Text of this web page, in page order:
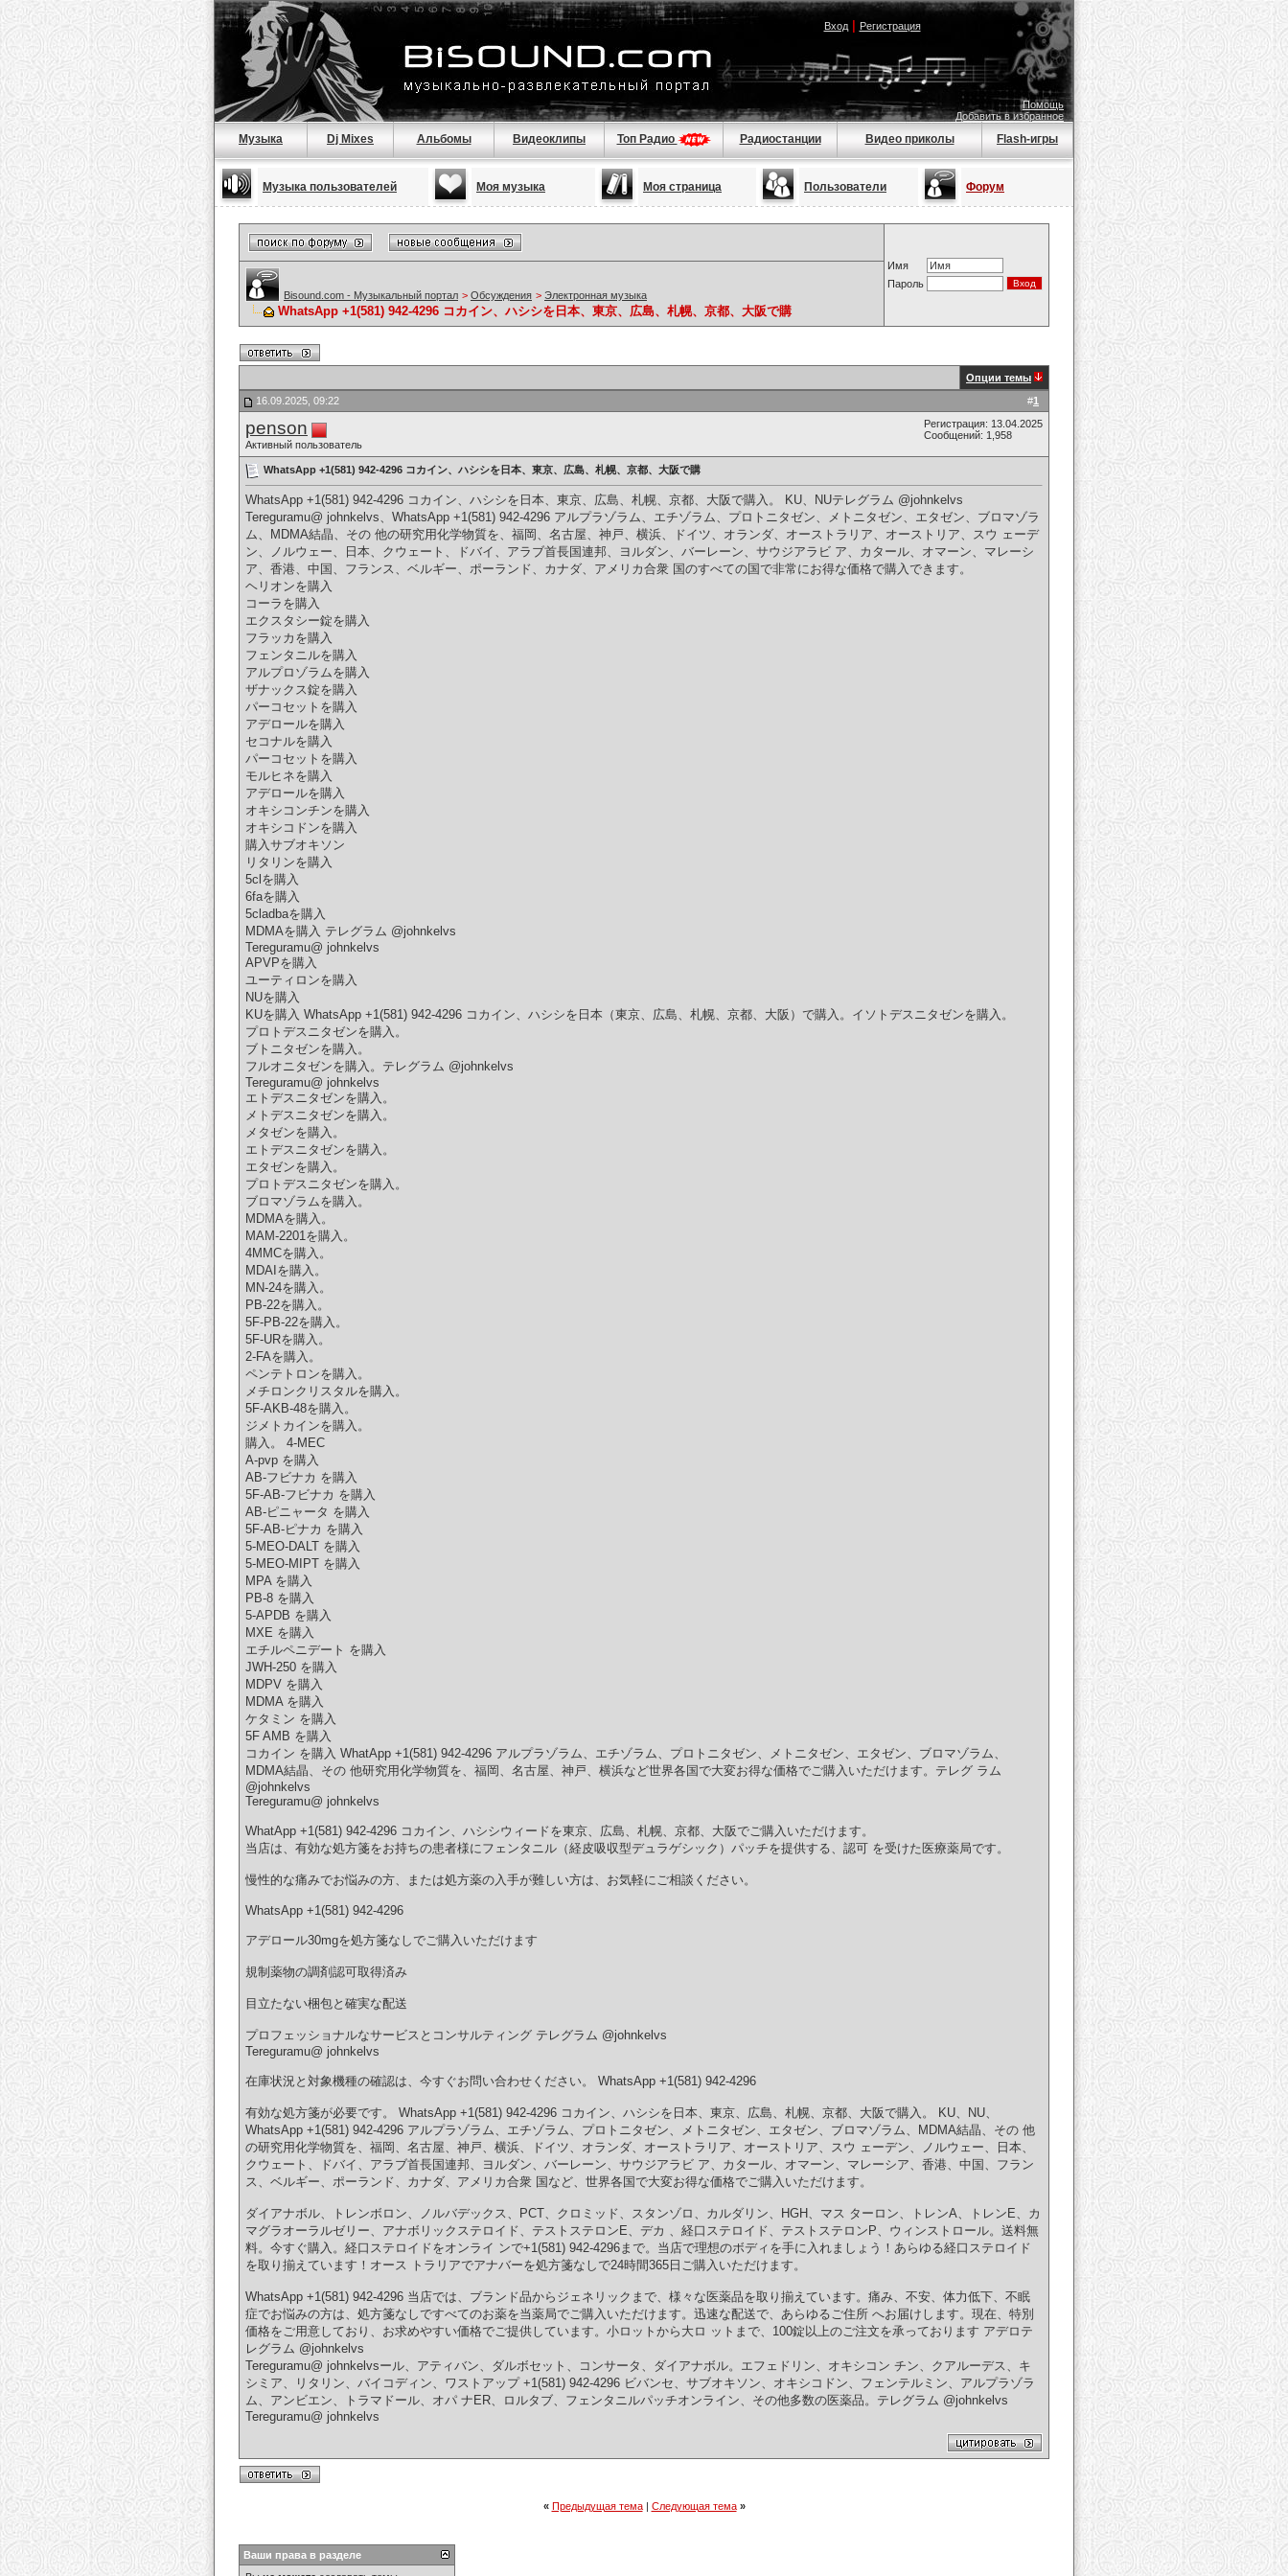
Вход| Регистрация
Помощь
Добавить в избранное
Музыка Dj Mixes Альбомы Видеоклипы Топ Радио Радиостанции Видео приколы Flash-игры
Музыка пользователей Моя музыка Моя страница Пользователи Форум
Имя
Пароль
Bisound.com - Музыкальный портал > Обсуждения > Электронная музыка
WhatsApp +1(581) 942-4296 コカイン、ハシシを日本、東京、広島、札幌、京都、大阪で購
Опции темы
#1
16.09.2025, 09:22
penson
Активный пользователь
Регистрация: 13.04.2025
Сообщений: 1,958
WhatsApp +1(581) 942-4296 コカイン、ハシシを日本、東京、広島、札幌、京都、大阪で購
WhatsApp +1(581) 942-4296 コカイン、ハシシを日本、東京、広島、札幌、京都、大阪で購入。 KU、NUテレグラム @johnkelvs
Tereguramu@ johnkelvs、WhatsApp +1(581) 942-4296 アルプラゾラム、エチゾラム、プロトニタゼン、メトニタゼン、エタゼン、ブロマゾラ
ム、MDMA結晶、その 他の研究用化学物質を、福岡、名古屋、神戸、横浜、ドイツ、オランダ、オーストラリア、オーストリア、スウ ェーデ
ン、ノルウェー、日本、クウェート、ドバイ、アラブ首長国連邦、ヨルダン、バーレーン、サウジアラビ ア、カタール、オマーン、マレーシ
ア、香港、中国、フランス、ベルギー、ポーランド、カナダ、アメリカ合衆 国のすべての国で非常にお得な価格で購入できます。
ヘリオンを購入
コーラを購入
エクスタシー錠を購入
フラッカを購入
フェンタニルを購入
アルプロゾラムを購入
ザナックス錠を購入
パーコセットを購入
アデロールを購入
セコナルを購入
パーコセットを購入
モルヒネを購入
アデロールを購入
オキシコンチンを購入
オキシコドンを購入
購入サブオキソン
リタリンを購入
5clを購入
6faを購入
5cladbaを購入
MDMAを購入 テレグラム @johnkelvs
Tereguramu@ johnkelvs
APVPを購入
ユーティロンを購入
NUを購入
KUを購入 WhatsApp +1(581) 942-4296 コカイン、ハシシを日本（東京、広島、札幌、京都、大阪）で購入。イソトデスニタゼンを購入。
プロトデスニタゼンを購入。
ブトニタゼンを購入。
フルオニタゼンを購入。テレグラム @johnkelvs
Tereguramu@ johnkelvs
エトデスニタゼンを購入。
メトデスニタゼンを購入。
メタゼンを購入。
エトデスニタゼンを購入。
エタゼンを購入。
プロトデスニタゼンを購入。
ブロマゾラムを購入。
MDMAを購入。
MAM-2201を購入。
4MMCを購入。
MDAIを購入。
MN-24を購入。
PB-22を購入。
5F-PB-22を購入。
5F-URを購入。
2-FAを購入。
ペンテトロンを購入。
メチロンクリスタルを購入。
5F-AKB-48を購入。
ジメトカインを購入。
購入。 4-MEC
A-pvp を購入
AB-フビナカ を購入
5F-AB-フビナカ を購入
AB-ピニャータ を購入
5F-AB-ピナカ を購入
5-MEO-DALT を購入
5-MEO-MIPT を購入
MPA を購入
PB-8 を購入
5-APDB を購入
MXE を購入
エチルペニデート を購入
JWH-250 を購入
MDPV を購入
MDMA を購入
ケタミン を購入
5F AMB を購入
コカイン を購入 WhatApp +1(581) 942-4296 アルプラゾラム、エチゾラム、プロトニタゼン、メトニタゼン、エタゼン、ブロマゾラム、
MDMA結晶、その 他研究用化学物質を、福岡、名古屋、神戸、横浜など世界各国で大変お得な価格でご購入いただけます。テレグ ラム
@johnkelvs
Tereguramu@ johnkelvs
WhatApp +1(581) 942-4296 コカイン、ハシシウィードを東京、広島、札幌、京都、大阪でご購入いただけます。
当店は、有効な処方箋をお持ちの患者様にフェンタニル（経皮吸収型デュラゲシック）パッチを提供する、認可 を受けた医療薬局です。
慢性的な痛みでお悩みの方、または処方薬の入手が難しい方は、お気軽にご相談ください。
WhatsApp +1(581) 942-4296
アデロール30mgを処方箋なしでご購入いただけます
規制薬物の調剤認可取得済み
目立たない梱包と確実な配送
プロフェッショナルなサービスとコンサルティング テレグラム @johnkelvs
Tereguramu@ johnkelvs
在庫状況と対象機種の確認は、今すぐお問い合わせください。 WhatsApp +1(581) 942-4296
有効な処方箋が必要です。 WhatsApp +1(581) 942-4296 コカイン、ハシシを日本、東京、広島、札幌、京都、大阪で購入。 KU、NU、
WhatsApp +1(581) 942-4296 アルプラゾラム、エチゾラム、プロトニタゼン、メトニタゼン、エタゼン、ブロマゾラム、MDMA結晶、その 他
の研究用化学物質を、福岡、名古屋、神戸、横浜、ドイツ、オランダ、オーストラリア、オーストリア、スウ ェーデン、ノルウェー、日本、
クウェート、ドバイ、アラブ首長国連邦、ヨルダン、バーレーン、サウジアラビ ア、カタール、オマーン、マレーシア、香港、中国、フラン
ス、ベルギー、ポーランド、カナダ、アメリカ合衆 国など、世界各国で大変お得な価格でご購入いただけます。
ダイアナボル、トレンボロン、ノルバデックス、PCT、クロミッド、スタンゾロ、カルダリン、HGH、マス ターロン、トレンA、トレンE、カ
マグラオーラルゼリー、アナボリックステロイド、テストステロンE、デカ 、経口ステロイド、テストステロンP、ウィンストロール。送料無
料。今すぐ購入。経口ステロイドをオンライ ンで+1(581) 942-4296まで。当店で理想のボディを手に入れましょう！あらゆる経口ステロイド
を取り揃えています！オース トラリアでアナバーを処方箋なしで24時間365日ご購入いただけます。
WhatsApp +1(581) 942-4296 当店では、ブランド品からジェネリックまで、様々な医薬品を取り揃えています。痛み、不安、体力低下、不眠
症でお悩みの方は、処方箋なしですべてのお薬を当薬局でご購入いただけます。迅速な配送で、あらゆるご住所 へお届けします。現在、特別
価格をご用意しており、お求めやすい価格でご提供しています。小ロットから大ロ ットまで、100錠以上のご注文を承っております アデロテ
レグラム @johnkelvs
Tereguramu@ johnkelvsール、アティバン、ダルボセット、コンサータ、ダイアナボル。エフェドリン、オキシコン チン、クアルーデス、キ
シミア、リタリン、バイコディン、ワストアップ +1(581) 942-4296 ビバンセ、サブオキソン、オキシコドン、フェンテルミン、アルプラゾラ
ム、アンビエン、トラマドール、オパ ナER、ロルタブ、フェンタニルパッチオンライン、その他多数の医薬品。テレグラム @johnkelvs
Tereguramu@ johnkelvs
« Предыдущая тема| Следующая тема »
Ваши права в разделе